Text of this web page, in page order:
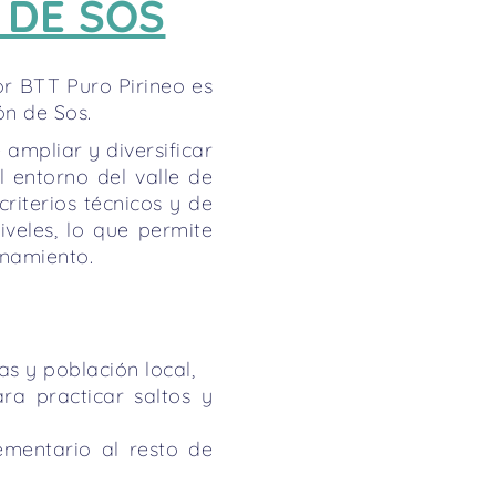
SOS
BTT Puro Pirineo es
de Sos.
ampliar y diversificar
entorno del valle de
técnicos y de
lo que permite
y población local,
practicar saltos y
al resto de